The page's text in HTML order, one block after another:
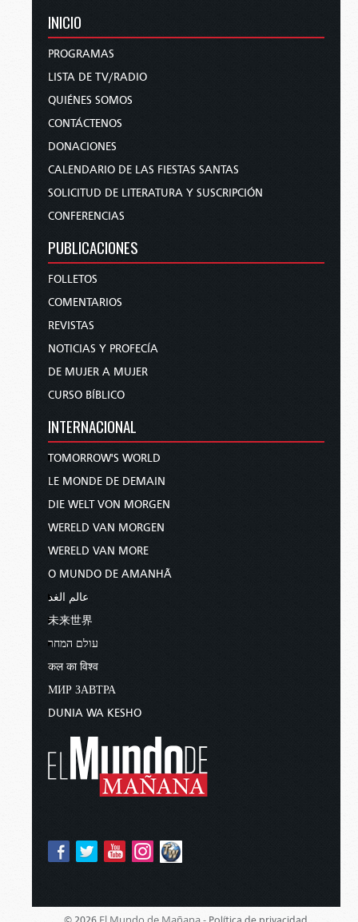
INICIO
PROGRAMAS
LISTA DE TV/RADIO
QUIÉNES SOMOS
CONTÁCTENOS
DONACIONES
CALENDARIO DE LAS FIESTAS SANTAS
SOLICITUD DE LITERATURA Y SUSCRIPCIÓN
CONFERENCIAS
PUBLICACIONES
FOLLETOS
COMENTARIOS
REVISTAS
NOTICIAS Y PROFECÍA
DE MUJER A MUJER
CURSO BÍBLICO
INTERNACIONAL
TOMORROW'S WORLD
LE MONDE DE DEMAIN
DIE WELT VON MORGEN
WERELD VAN MORGEN
WERELD VAN MORE
O MUNDO DE AMANHÃ
عالم الغد
未来世界
עולם המחר
कल का विश्व
МИР ЗАВТРА
DUNIA WA KESHO